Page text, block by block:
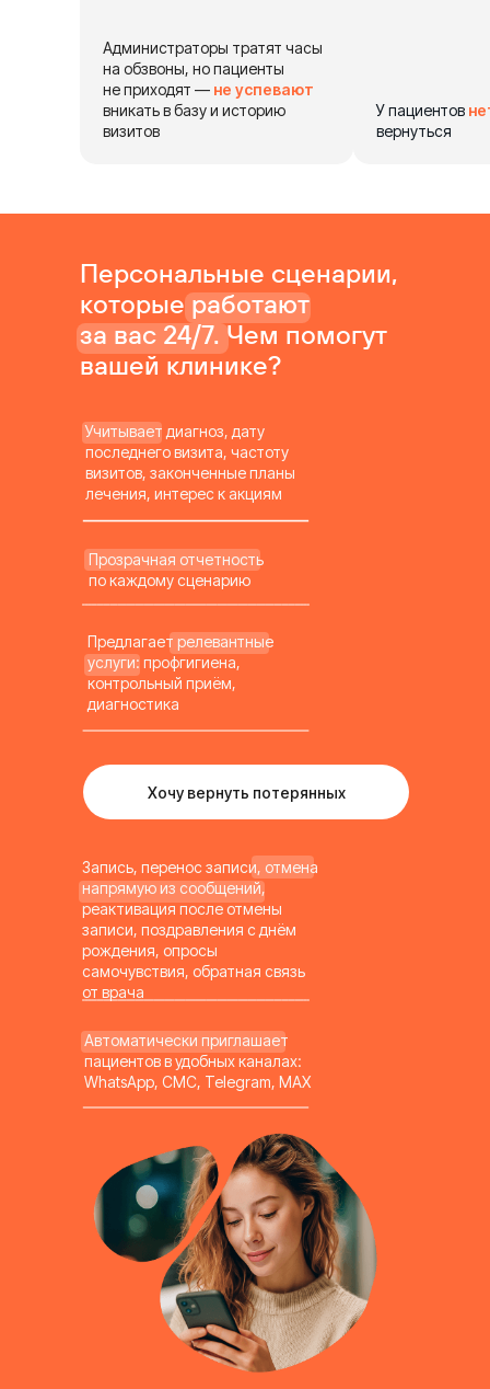
Администраторы тратят часы
на обзвоны, но пациенты
не приходят — не успевают
вникать в базу и историю
визитов
У пациентов
вернуться
Запись, перенос записи, отмена
напрямую из сообщений,
реактивация после отмены
записи, поздравления с днём
рождения, опросы
самочувствия, обратная связь
от врача
Персональные сценарии,
которые работают
за вас 24/7. Чем помогут
вашей клинике?
Учитывает диагноз, дату
последнего визита, частоту
визитов, законченные планы
лечения, интерес к акциям
Прозрачная отчетность
по каждому сценарию
Предлагает релевантные
услуги: профгигиена,
контрольный приём,
диагностика
Автоматически приглашает
пациентов в удобных каналах:
WhatsApp, СМС, Telegram, MAX
Хочу вернуть потерянных